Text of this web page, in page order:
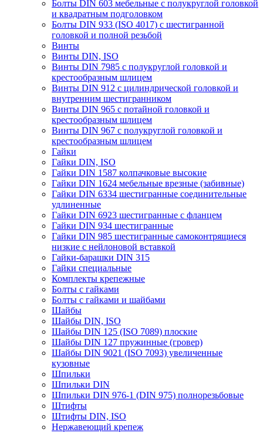
Болты DIN 603 мебельные с полукруглой головкой
и квадратным подголовком
Болты DIN 933 (ISO 4017) с шестигранной
головкой и полной резьбой
Винты
Винты DIN, ISO
Винты DIN 7985 с полукруглой головкой и
крестообразным шлицем
Винты DIN 912 с цилиндрической головкой и
внутренним шестигранником
Винты DIN 965 с потайной головкой и
крестообразным шлицем
Винты DIN 967 с полукруглой головкой и
крестообразным шлицем
Гайки
Гайки DIN, ISO
Гайки DIN 1587 колпачковые высокие
Гайки DIN 1624 мебельные врезные (забивные)
Гайки DIN 6334 шестигранные соединительные
удлиненные
Гайки DIN 6923 шестигранные с фланцем
Гайки DIN 934 шестигранные
Гайки DIN 985 шестигранные самоконтрящиеся
низкие с нейлоновой вставкой
Гайки-барашки DIN 315
Гайки специальные
Комплекты крепежные
Болты с гайками
Болты с гайками и шайбами
Шайбы
Шайбы DIN, ISO
Шайбы DIN 125 (ISO 7089) плоские
Шайбы DIN 127 пружинные (гровер)
Шайбы DIN 9021 (ISO 7093) увеличенные
кузовные
Шпильки
Шпильки DIN
Шпильки DIN 976-1 (DIN 975) полнорезьбовые
Штифты
Штифты DIN, ISO
Нержавеющий крепеж